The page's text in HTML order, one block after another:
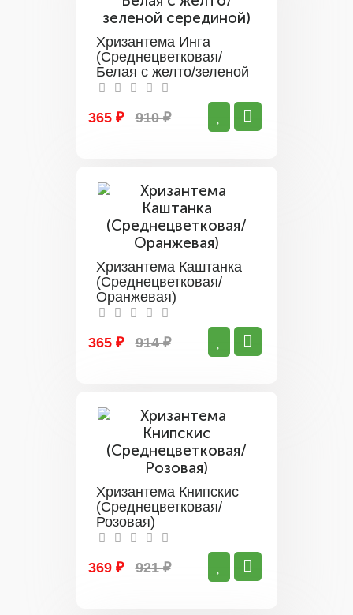
Хризантема Инга
(Среднецветковая/
Белая с желто/зеленой
серединой)
365 ₽
910 ₽
Хризантема Каштанка
(Среднецветковая/
Оранжевая)
365 ₽ 914 ₽
Хризантема Книпскис
(Среднецветковая/
Розовая)
369 ₽ 921 ₽